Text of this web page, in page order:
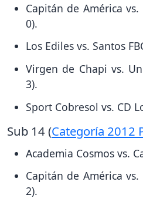
Capitán de América
0).
Los Ediles vs. Santos
Virgen de Chapi vs.
3).
Sport Cobresol vs. CD
Sub 14 (Categoría 2012
Academia Cosmos vs.
Capitán de América
2).